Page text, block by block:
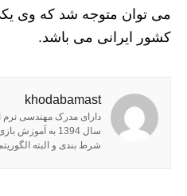
می توان متوجه شد که وی یکی
کشور ایرانی می باشد.
khodabamast
دارای مدرک مهندسی نرم
سال 1394 به
شرط بندی و البته